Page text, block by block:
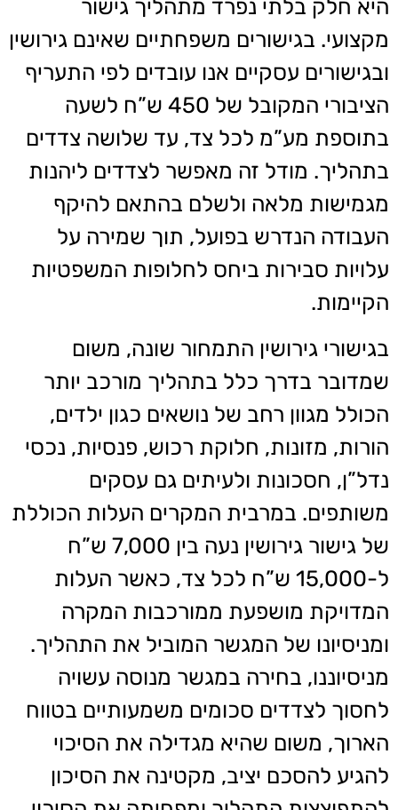
היא חלק בלתי נפרד מתהליך גישור
מקצועי. בגישורים משפחתיים שאינם גירושין
ובגישורים עסקיים אנו עובדים לפי התעריף
הציבורי המקובל של 450 ש”ח לשעה
בתוספת מע”מ לכל צד, עד שלושה צדדים
בתהליך. מודל זה מאפשר לצדדים ליהנות
מגמישות מלאה ולשלם בהתאם להיקף
העבודה הנדרש בפועל, תוך שמירה על
עלויות סבירות ביחס לחלופות המשפטיות
הקיימות.
בגישורי גירושין התמחור שונה, משום
שמדובר בדרך כלל בתהליך מורכב יותר
הכולל מגוון רחב של נושאים כגון ילדים,
הורות, מזונות, חלוקת רכוש, פנסיות, נכסי
נדל”ן, חסכונות ולעיתים גם עסקים
משותפים. במרבית המקרים העלות הכוללת
של גישור גירושין נעה בין 7,000 ש”ח
ל-15,000 ש”ח לכל צד, כאשר העלות
המדויקת מושפעת ממורכבות המקרה
ומניסיונו של המגשר המוביל את התהליך.
מניסיוננו, בחירה במגשר מנוסה עשויה
לחסוך לצדדים סכומים משמעותיים בטווח
הארוך, משום שהיא מגדילה את הסיכוי
להגיע להסכם יציב, מקטינה את הסיכון